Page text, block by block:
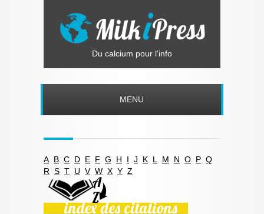
Du calcium pour l'info
MENU
A B C D E F G H I J K L M N O P Q
R S T U V W X Y Z